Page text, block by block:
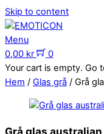
Skip to content
Menu
0,00 kr
0
Your cart is empty. Go
Hem / Glas grå / Grå
Grå glas